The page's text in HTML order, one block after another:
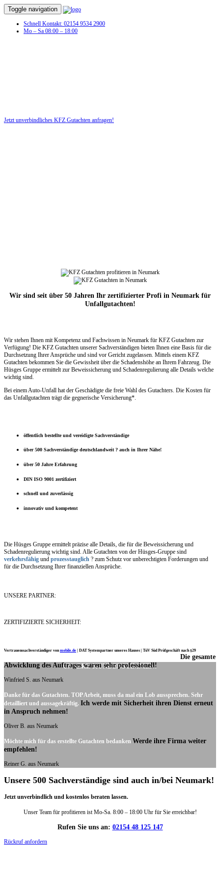
Toggle navigation
Schnell Kontakt: 02154 9534 2900
Mo – Sa 08:00 – 18:00
Jetzt unverbindliches KFZ Gutachten anfragen!
Wir sind seit über 50 Jahren Ihr zertifizierter Profi in Neumark für
Unfallgutachten!
Wir stehen Ihnen mit Kompetenz und Fachwissen in Neumark für KFZ Gutachten zur
Verfügung! Die KFZ Gutachten unserer Sachverständigen bieten Ihnen eine Basis für die
Durchsetzung Ihrer Ansprüche und sind vor Gericht zugelassen. Mittels einem KFZ
Gutachten bekommen Sie die Gewissheit über die Schadenshöhe an Ihrem Fahrzeug. Die
Hüsges Gruppe ermittelt zur Beweissicherung und Schadenregulierung alle Details welche
wichtig sind.
Bei einem Auto-Unfall hat der Geschädigte die freie Wahl des Gutachters. Die Kosten für
das Unfallgutachten trägt die gegnerische Versicherung*.
öffentlich bestellte und vereidigte Sachverständige
über 500 Sachverständige deutschlandweit ? auch in Ihrer Nähe!
über 50 Jahre Erfahrung
DIN ISO 9001 zertifiziert
schnell und zuverlässig
innovativ und kompetent
Die Hüsges Gruppe ermittelt präzise alle Details, die für die Beweissicherung und
Schadenregulierung wichtig sind. Alle Gutachten von der Hüsges-Gruppe sind
verkehrsfähig und prozesstauglich ? zum Schutz vor unberechtigten Forderungen und
für die Durchsetzung Ihrer finanziellen Ansprüche.
UNSERE PARTNER:
ZERTIFIZIERTE SICHERHEIT:
Vertrauenssachverständiger vonmobile.de DAT Systempartner unseres Hauses | TüV Süd Prüfgeschäft nach §29
UNSERE KUNDENSTIMMEN:
Die gesamte
Abwicklung des Auftrages waren sehr professionell!
Winfried S. aus Neumark
Danke für das Gutachten. TOP Arbeit, muss da mal ein Lob aussprechen. Sehr
detailliert und aussagekräftig. Ich werde mit Sicherheit ihren Dienst erneut
in Anspruch nehmen!
Oliver B. aus Neumark
Möchte mich für das erstellte Gutachten bedanken Werde ihre Firma weiter
empfehlen!
Reiner G. aus Neumark
Unsere 500 Sachverständige sind auch in/bei Neumark!
Jetzt unverbindlich und kostenlos beraten lassen.
Unser Team für profitieren ist Mo-Sa. 8:00 – 18:00 Uhr für Sie erreichbar!
Rufen Sie uns an: 02154 48 125 147
Rückruf anfordern